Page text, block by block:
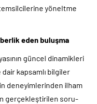
yöneltme
eden buluşma
güncel dinamikleri
kapsamlı bilgiler
deneyimlerinden ilham
gerçekleştirilen soru-